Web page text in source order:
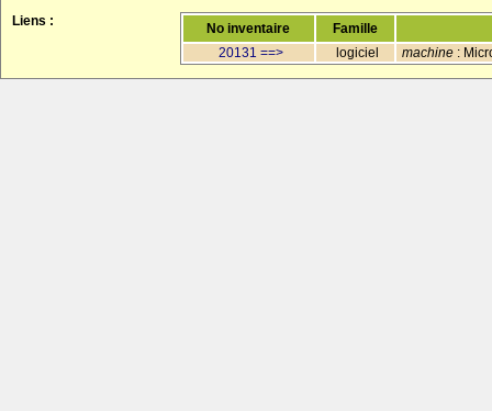
Liens : No inventaire
Famille
20131 ==>
logiciel machine :